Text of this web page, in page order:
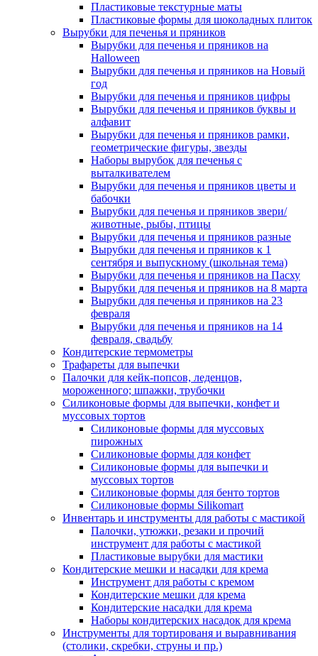
Пластиковые текстурные маты
Пластиковые формы для шоколадных плиток
Вырубки для печенья и пряников
Вырубки для печенья и пряников на
Halloween
Вырубки для печенья и пряников на Новый
год
Вырубки для печенья и пряников цифры
Вырубки для печенья и пряников буквы и
алфавит
Вырубки для печенья и пряников рамки,
геометрические фигуры, звезды
Наборы вырубок для печенья с
выталкивателем
Вырубки для печенья и пряников цветы и
бабочки
Вырубки для печенья и пряников звери/
животные, рыбы, птицы
Вырубки для печенья и пряников разные
Вырубки для печенья и пряников к 1
сентября и выпускному (школьная тема)
Вырубки для печенья и пряников на Пасху
Вырубки для печенья и пряников на 8 марта
Вырубки для печенья и пряников на 23
февраля
Вырубки для печенья и пряников на 14
февраля, свадьбу
Кондитерские термометры
Трафареты для выпечки
Палочки для кейк-попсов, леденцов,
мороженного; шпажки, трубочки
Силиконовые формы для выпечки, конфет и
муссовых тортов
Силиконовые формы для муссовых
пирожных
Силиконовые формы для конфет
Силиконовые формы для выпечки и
муссовых тортов
Силиконовые формы для бенто тортов
Силиконовые формы Silikomart
Инвентарь и инструменты для работы с мастикой
Палочки, утюжки, резаки и прочий
инструмент для работы с мастикой
Пластиковые вырубки для мастики
Кондитерские мешки и насадки для крема
Инструмент для работы с кремом
Кондитерские мешки для крема
Кондитерские насадки для крема
Наборы кондитерских насадок для крема
Инструменты для тортированя и выравнивания
(столики, скребки, струны и пр.)